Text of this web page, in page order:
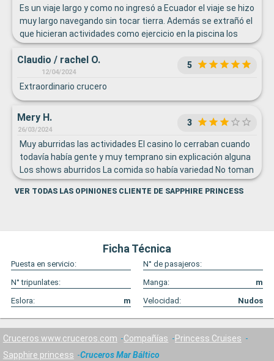
vacío, las excursiones todas en ingles muchos latinos la
tuvieron que comprar afuera, observe que en el crucero iba
mas o menos un 40% incluido los españoles, por eso creo
que deben de incluir el español como segunda lengua para
el área de américa,
Es un viaje largo y como no ingresó a Ecuador el viaje se hizo
muy largo navegando sin tocar tierra. Además se extrañó el
que hicieran actividades como ejercicio en la piscina los
días de buen tiempo. Es una actividad agradable que se
disfruta y que de verdad tiene muchos beneficios para la
salud. Las actividades están bien pero se me hicieron
pocas las destinadas ejercicio físico durante el día.
Claudio / rachel O.
12/04/2024
5
Extraordinario crucero
Mery H.
26/03/2024
3
Muy aburridas las actividades El casino lo cerraban cuando
todavía había gente y muy temprano sin explicación alguna
Los shows aburridos La comida so había variedad No toman
en cuenta las distintas edades de los pasajeros para
planear las actividades
VER TODAS LAS OPINIONES CLIENTE DE SAPPHIRE PRINCESS
Ficha Técnica
Puesta en servicio:
N° de pasajeros:
N° tripunlates:
Manga:
m
Eslora:
m Velocidad: Nudos
Cruceros www.cruceros.com Compañías
Princess Cruises
Sapphire princess
Cruceros Mar Báltico